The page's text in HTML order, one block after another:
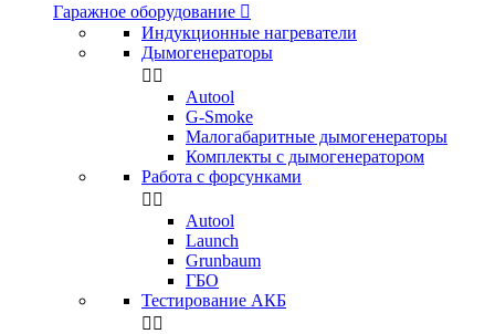
Гаражное оборудование 
Индукционные нагреватели
Дымогенераторы
 
Аutool
G-Smoke
Малогабаритные дымогенераторы
Комплекты с дымогенератором
Работа с форсунками
 
Autool
Launch
Grunbaum
ГБО
Тестирование АКБ
 